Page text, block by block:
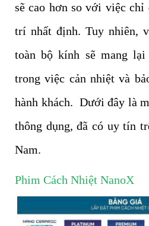
sẽ cao hơn so với việc chỉ
trí nhất định. Tuy nhiên,
toàn bộ kính sẽ mang
trong việc cản nhiệt và
hành khách. Dưới đây là
thông dụng, đã có uy tín
Nam.
Phim Cách Nhiệt NanoX